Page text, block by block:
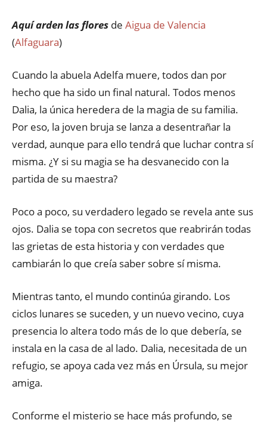
Aquí arden las flores de Aigua de Valencia
(Alfaguara)
Cuando la abuela Adelfa muere, todos dan por
hecho que ha sido un final natural. Todos menos
Dalia, la única heredera de la magia de su familia.
Por eso, la joven bruja se lanza a desentrañar la
verdad, aunque para ello tendrá que luchar contra sí
misma. ¿Y si su magia se ha desvanecido con la
partida de su maestra?
Poco a poco, su verdadero legado se revela ante sus
ojos. Dalia se topa con secretos que reabrirán todas
las grietas de esta historia y con verdades que
cambiarán lo que creía saber sobre sí misma.
Mientras tanto, el mundo continúa girando. Los
ciclos lunares se suceden, y un nuevo vecino, cuya
presencia lo altera todo más de lo que debería, se
instala en la casa de al lado. Dalia, necesitada de un
refugio, se apoya cada vez más en Úrsula, su mejor
amiga.
Conforme el misterio se hace más profundo, se